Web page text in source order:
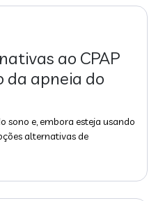
ao CPAP
apneia do
sono e, embora esteja usando
alternativas de